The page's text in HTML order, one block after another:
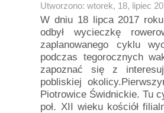
Utworzono: wtorek, 18, lipiec
W dniu 18 lipca 2017
odbył wycieczkę
zaplanowanego cyklu
podczas tegorocznych
zapoznać się z
pobliskiej
Piotrowice Świdnickie. Tu
poł. XII wieku kościół